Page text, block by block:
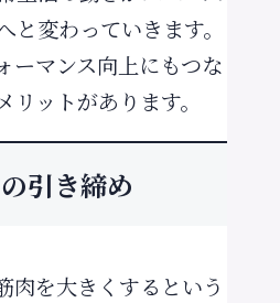
変わっていきます。
ーマンス向上にもつな
ットがあります。
引き締め
肉を大きくするという